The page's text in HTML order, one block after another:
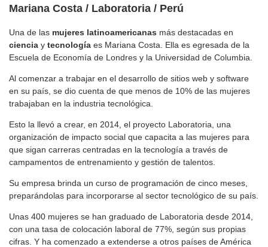
Mariana Costa / Laboratoria / Perú
Una de las mujeres latinoamericanas más destacadas en
ciencia y tecnología es Mariana Costa. Ella es egresada de la
Escuela de Economía de Londres y la Universidad de Columbia.
Al comenzar a trabajar en el desarrollo de sitios web y software
en su país, se dio cuenta de que menos de 10% de las mujeres
trabajaban en la industria tecnológica.
Esto la llevó a crear, en 2014, el proyecto Laboratoria, una
organización de impacto social que capacita a las mujeres para
que sigan carreras centradas en la tecnología a través de
campamentos de entrenamiento y gestión de talentos.
Su empresa brinda un curso de programación de cinco meses,
preparándolas para incorporarse al sector tecnológico de su país.
Unas 400 mujeres se han graduado de Laboratoria desde 2014,
con una tasa de colocación laboral de 77%, según sus propias
cifras. Y ha comenzado a extenderse a otros países de América